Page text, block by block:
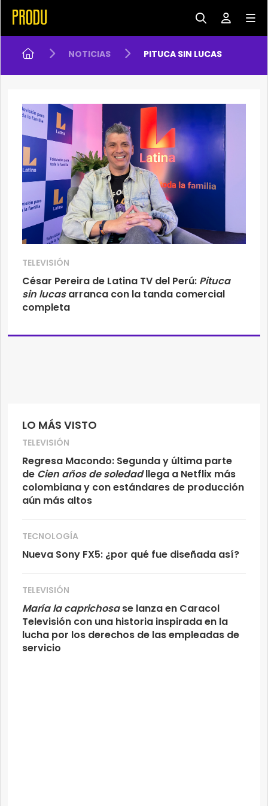
NOTICIAS PITUCA SIN LUCAS
LO MÁS VISTO
TELEVISIÓN
Regresa Macondo: Segunda y última parte
de Cien años de soledadllega a Netflix más
colombiana y con estándares de producción
aún más altos
TECNOLOGÍA
Nueva Sony FX5: ¿por qué fue diseñada así?
TELEVISIÓN
María la caprichosase lanza en Caracol
Televisión con una historia inspirada en la
lucha por los derechos de las empleadas de
servicio
TELEVISIÓN
César Pereira de Latina TV del Perú: Pituca
sin lucasarranca con la tanda comercial
completa